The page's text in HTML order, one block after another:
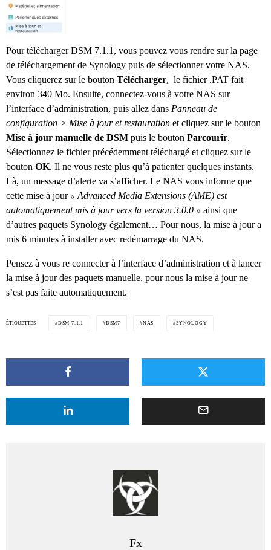
Pour télécharger DSM 7.1.1, vous pouvez vous rendre sur la page
de téléchargement de Synology puis de sélectionner votre NAS.
Vous cliquerez sur le bouton Télécharger, le fichier .PAT fait
environ 340 Mo. Ensuite, connectez-vous à votre NAS sur
l’interface d’administration, puis allez dans Panneau de
configuration > Mise à jour et restauration et cliquez sur le bouton
Mise à jour manuelle de DSM puis le bouton Parcourir.
Sélectionnez le fichier précédemment téléchargé et cliquez sur le
bouton OK. Il ne vous reste plus qu’à patienter quelques instants.
Là, un message d’alerte va s’afficher. Le NAS vous informe que
cette mise à jour « Advanced Media Extensions (AME) est
automatiquement mis à jour vers la version 3.0.0 » ainsi que
d’autres paquets Synology également… Pour nous, la mise à jour a
mis 6 minutes à installer avec redémarrage du NAS.
Pensez à vous re connecter à l’interface d’administration et à lancer
la mise à jour des paquets manuelle, pour nous la mise à jour ne
s’est pas faite automatiquement.
ÉTIQUETTES DSM 7.1.1 DSM7 NAS SYNOLOGY
Fx